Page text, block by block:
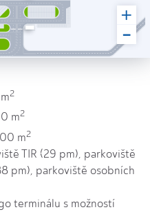
+
-
2
m2
m2
TIR (29 pm), parkoviště
pm), parkoviště osobních
terminálu s možností